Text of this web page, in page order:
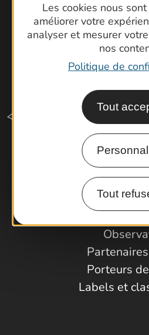
Les cookies nous
améliorer votre
analyser et mesurer
nos
Politique de
Tout
Tout
Comment
Porteurs
Labels et